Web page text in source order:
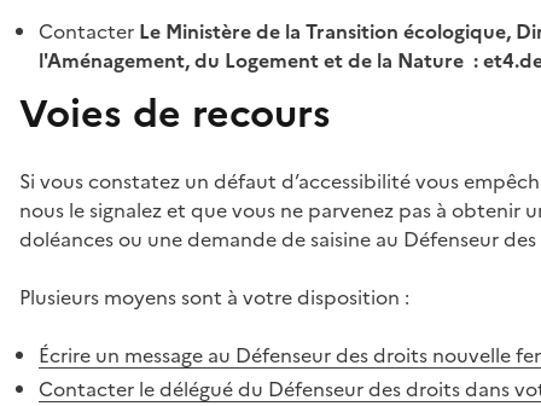
Contacter Le Ministère de la Transition écologique,
l'Aménagement, du Logement et de la Nature :
Voies de recours
Si vous constatez un défaut d’accessibilité vous
nous le signalez et que vous ne parvenez pas à
doléances ou une demande de saisine au Défenseur
Plusieurs moyens sont à votre disposition :
Écrire un message au Défenseur des droits nouvelle
Contacter le délégué du Défenseur des droits dans